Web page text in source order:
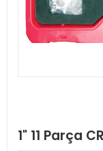
1" 11 Parça